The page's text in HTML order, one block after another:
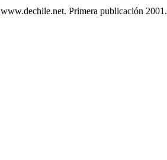
www.dechile.net. Primera publicación 2001.